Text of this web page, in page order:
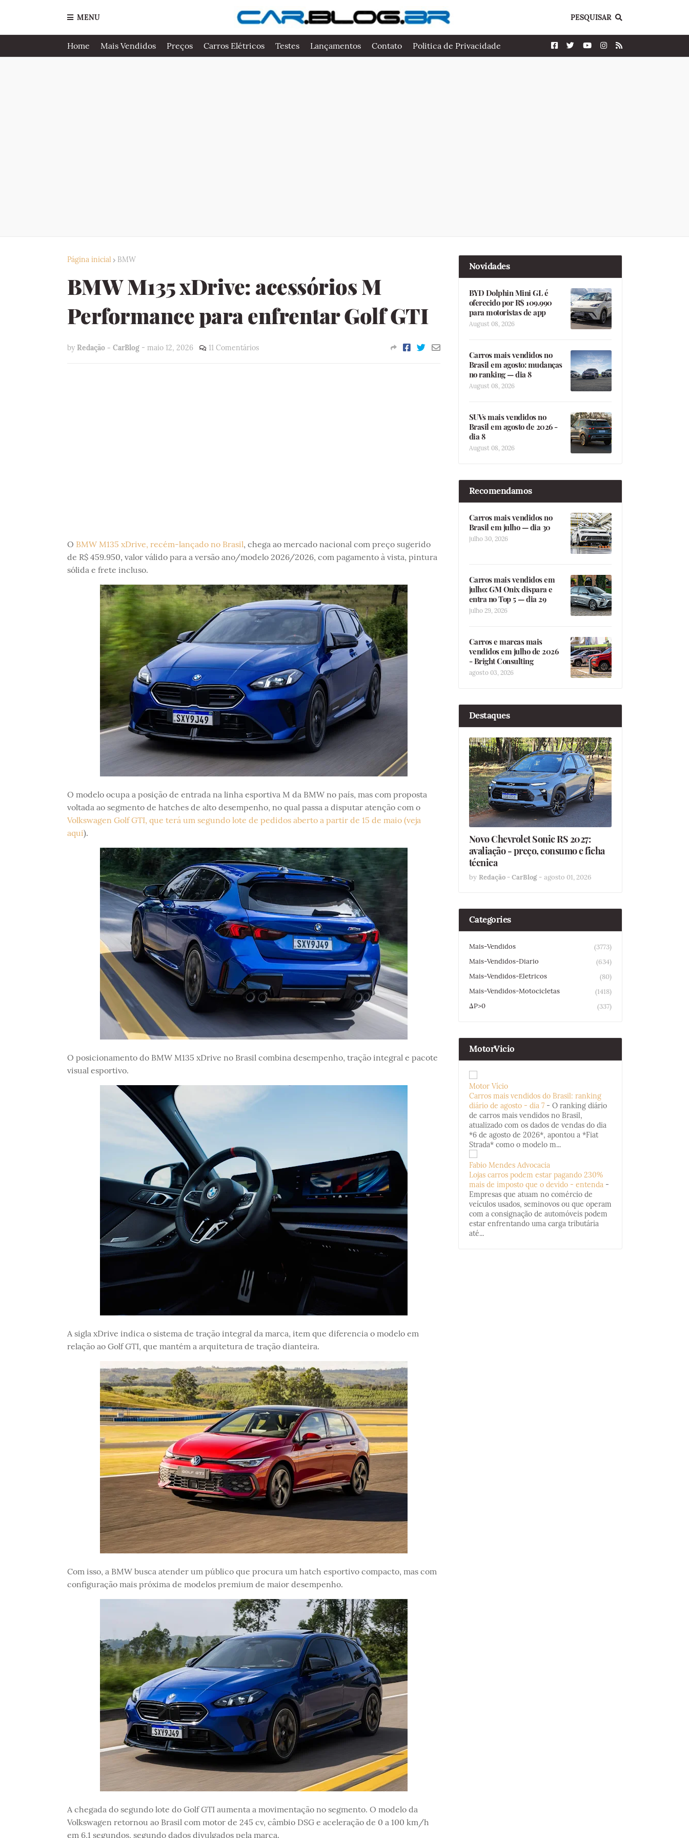
MENU PESQUISAR
Home Mais Vendidos Preços Carros Elétricos Testes Lançamentos Contato Politica de Privacidade
Página inicial BMW
BMW M135 xDrive: acessórios M
Performance para enfrentar Golf GTI
by Redação - CarBlog - maio 12, 2026 11 Comentários
O BMW M135 xDrive, recém-lançado no Brasil, chega ao mercado nacional com preço sugerido
de R$ 459.950, valor válido para a versão ano/modelo 2026/2026, com pagamento à vista, pintura
sólida e frete incluso.
O modelo ocupa a posição de entrada na linha esportiva M da BMW no país, mas com proposta
voltada ao segmento de hatches de alto desempenho, no qual passa a disputar atenção com o
Volkswagen Golf GTI, que terá um segundo lote de pedidos aberto a partir de 15 de maio (veja
aqui).
O posicionamento do BMW M135 xDrive no Brasil combina desempenho, tração integral e pacote
visual esportivo.
A sigla xDrive indica o sistema de tração integral da marca, item que diferencia o modelo em
relação ao Golf GTI, que mantém a arquitetura de tração dianteira.
Com isso, a BMW busca atender um público que procura um hatch esportivo compacto, mas com
configuração mais próxima de modelos premium de maior desempenho.
A chegada do segundo lote do Golf GTI aumenta a movimentação no segmento. O modelo da
Volkswagen retornou ao Brasil com motor de 245 cv, câmbio DSG e aceleração de 0 a 100 km/h
em 6,1 segundos, segundo dados divulgados pela marca.
Novidades
BYD Dolphin Mini GL é
oferecido por R$ 109.990
para motoristas de app
August 08, 2026
Carros mais vendidos no
Brasil em agosto: mudanças
no ranking — dia 8
August 08, 2026
SUVs mais vendidos no
Brasil em agosto de 2026 -
dia 8
August 08, 2026
Recomendamos
Carros mais vendidos no
Brasil em julho — dia 30
julho 30, 2026
Carros mais vendidos em
julho: GM Onix dispara e
entra no Top 5 — dia 29
julho 29, 2026
Carros e marcas mais
vendidos em julho de 2026
- Bright Consulting
agosto 03, 2026
Destaques
Novo Chevrolet Sonic RS 2027:
avaliação - preço, consumo e ficha
técnica
by Redação - CarBlog - agosto 01, 2026
Categories
Mais-Vendidos
(3773)
Mais-Vendidos-Diario
(634)
Mais-Vendidos-Eletricos
(80)
Mais-Vendidos-Motocicletas
(1418)
ΔP>0
(337)
MotorVicio
Motor Vício
Carros mais vendidos do Brasil: ranking
diário de agosto - dia 7 - O ranking diário
de carros mais vendidos no Brasil,
atualizado com os dados de vendas do dia
*6 de agosto de 2026*, apontou a *Fiat
Strada* como o modelo m...
Fabio Mendes Advocacia
Lojas carros podem estar pagando 230%
mais de imposto que o devido - entenda -
Empresas que atuam no comércio de
veículos usados, seminovos ou que operam
com a consignação de automóveis podem
estar enfrentando uma carga tributária
até...